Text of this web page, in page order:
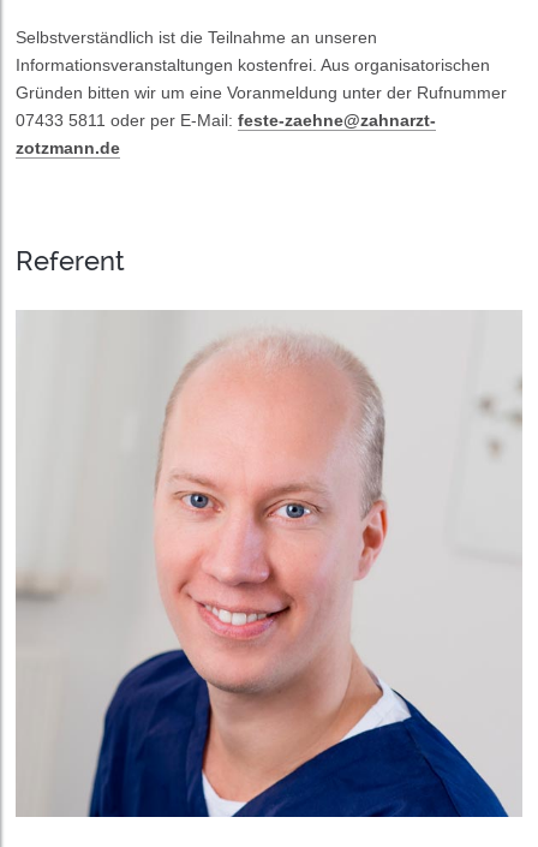
Selbstverständlich ist die Teilnahme an unseren
Informationsveranstaltungen kostenfrei. Aus organisatorischen
Gründen bitten wir um eine Voranmeldung unter der Rufnummer
07433 5811 oder per E-Mail:feste-zaehne@zahnarzt-
zotzmann.de
Referent